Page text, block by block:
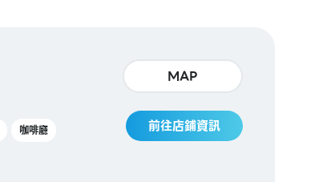
咖啡廳
MAP
前往店鋪資訊